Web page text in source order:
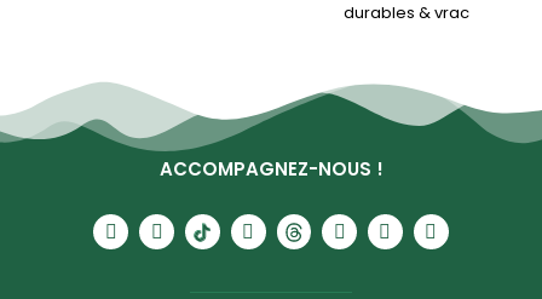
durables & vrac
ACCOMPAGNEZ-NOUS !